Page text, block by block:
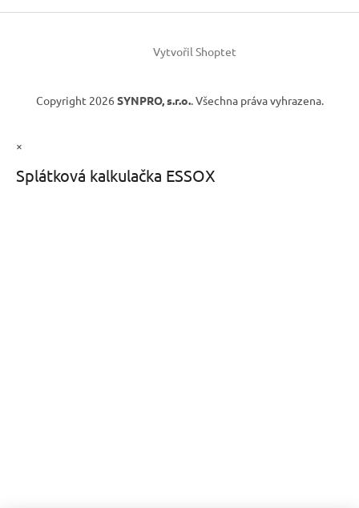
Vytvořil Shoptet
Copyright 2026 SYNPRO, s.r.o.. Všechna práva vyhrazena.
×
Splátková kalkulačka ESSOX